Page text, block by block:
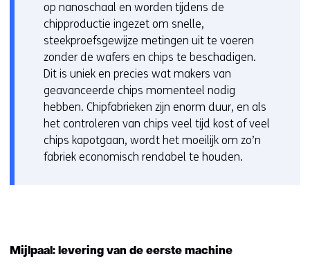
op nanoschaal en worden tijdens de
chipproductie ingezet om snelle,
steekproefsgewijze metingen uit te voeren
zonder de wafers en chips te beschadigen.
Dit is uniek en precies wat makers van
geavanceerde chips momenteel nodig
hebben. Chipfabrieken zijn enorm duur, en als
het controleren van chips veel tijd kost of veel
chips kapotgaan, wordt het moeilijk om zo’n
fabriek economisch rendabel te houden.
Mijlpaal: levering van de eerste machine